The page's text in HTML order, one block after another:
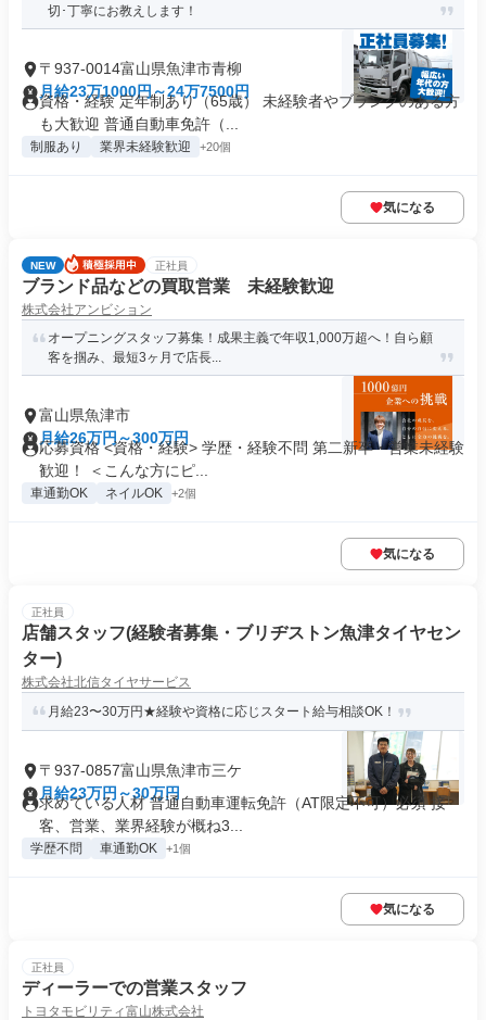
切･丁寧にお教えします！
〒937-0014富山県魚津市青柳
月給23万1000円～24万7500円
資格・経験 定年制あり（65歳） 未経験者やブランクのある方
も大歓迎 普通自動車免許（...
制服あり 業界未経験歓迎 +20個
気になる
NEW 正社員
ブランド品などの買取営業 未経験歓迎
株式会社アンビション
オープニングスタッフ募集！成果主義で年収1,000万超へ！自ら顧
客を掴み、最短3ヶ月で店長...
富山県魚津市
月給26万円～300万円
応募資格 <資格・経験> 学歴・経験不問 第二新卒・営業未経験
歓迎！ ＜こんな方にピ...
車通勤OK ネイルOK +2個
気になる
正社員
店舗スタッフ(経験者募集・ブリヂストン魚津タイヤセン
ター)
株式会社北信タイヤサービス
月給23〜30万円★経験や資格に応じスタート給与相談OK！
〒937-0857富山県魚津市三ケ
月給23万円～30万円
求めている人材 普通自動車運転免許（AT限定不可）必須 接
客、営業、業界経験が概ね3...
学歴不問 車通勤OK +1個
気になる
正社員
ディーラーでの営業スタッフ
トヨタモビリティ富山株式会社